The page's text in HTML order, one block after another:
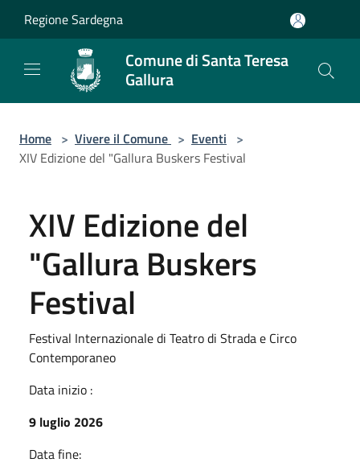
Regione Sardegna
Comune di Santa Teresa
Gallura
Home > Vivere il Comune > Eventi >
XIV Edizione del "Gallura Buskers Festival
XIV Edizione del
"Gallura Buskers
Festival
Festival Internazionale di Teatro di Strada e Circo
Contemporaneo
Data inizio :
9 luglio 2026
Data fine: